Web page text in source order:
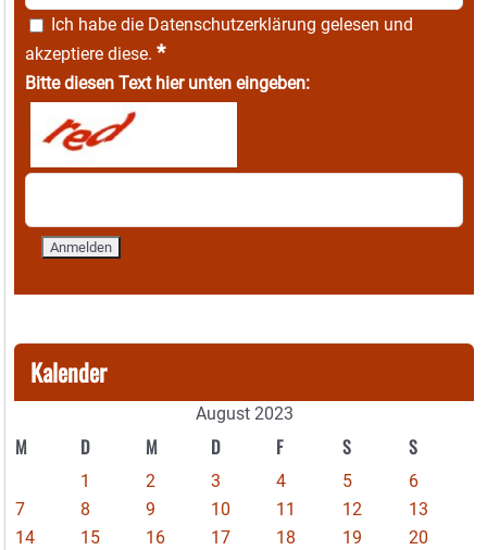
Ich habe die Datenschutzerklärung gelesen und
akzeptiere diese. *
Bitte diesen Text hier unten eingeben:
Kalender
August 2023
M D M D F S S
1 2 3 4 5
6
7
8 9 10 11 12
13
14
15 16 17 18 19
20